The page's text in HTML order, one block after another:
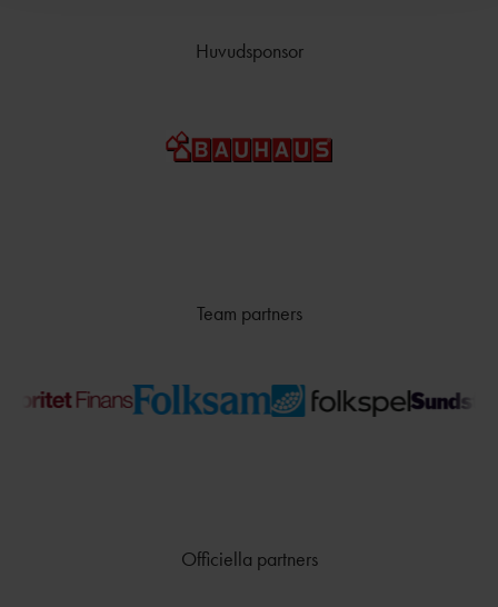
Huvudsponsor
Team partners
Officiella partners